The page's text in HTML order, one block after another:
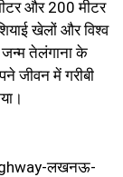
और 200 मीटर
खेलों और विश्व
जन्म तेलंगाना के
जीवन में गरीबी
लखनऊ-